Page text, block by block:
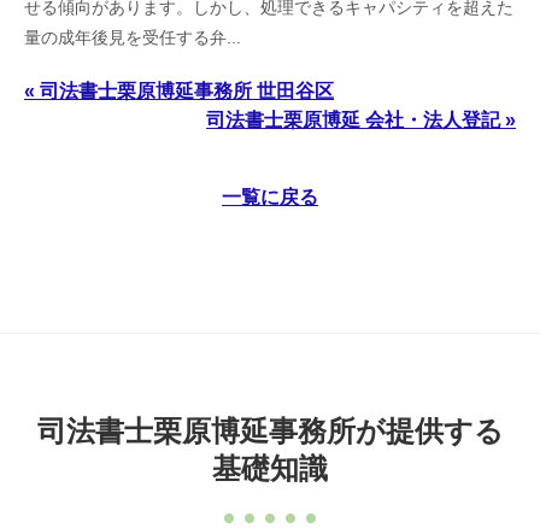
せる傾向があります。しかし、処理できるキャパシティを超えた
量の成年後見を受任する弁...
« 司法書士栗原博延事務所 世田谷区
司法書士栗原博延 会社・法人登記 »
一覧に戻る
司法書士栗原博延事務所が提供する
基礎知識